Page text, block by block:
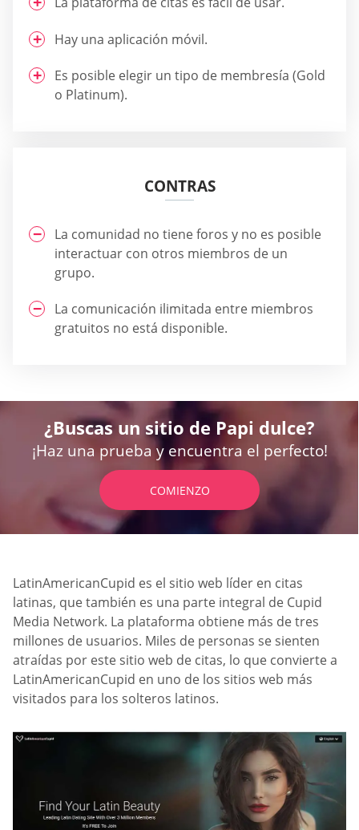
Hay una aplicación móvil.
Es posible elegir un tipo de membresía (Gold
o Platinum).
CONTRAS
La comunidad no tiene foros y no es posible
interactuar con otros miembros de un
grupo.
La comunicación ilimitada entre miembros
gratuitos no está disponible.
¿Buscas un sitio de Papi dulce?
¡Haz una prueba y encuentra el perfecto!
COMIENZO
LatinAmericanCupid es el sitio web líder en citas
latinas, que también es una parte integral de Cupid
Media Network. La plataforma obtiene más de tres
millones de usuarios. Miles de personas se sienten
atraídas por este sitio web de citas, lo que convierte a
LatinAmericanCupid en uno de los sitios web más
visitados para los solteros latinos.